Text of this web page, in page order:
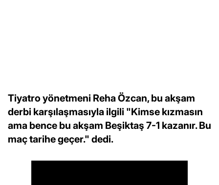
Tiyatro yönetmeni Reha Özcan, bu akşam
derbi karşılaşmasıyla ilgili "Kimse kızmasın
ama bence bu akşam Beşiktaş 7-1 kazanır. Bu
maç tarihe geçer." dedi.